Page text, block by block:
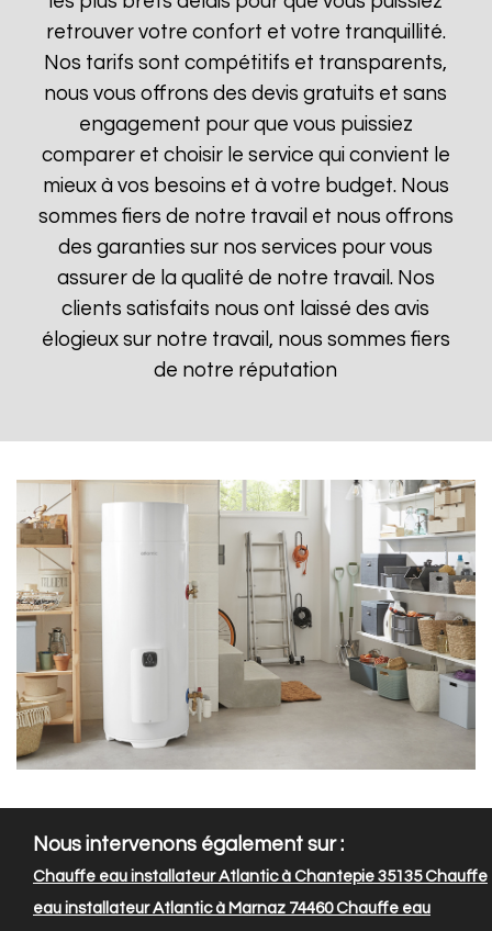
retrouver votre confort et votre tranquillité.
Nos tarifs sont compétitifs et transparents,
nous vous offrons des devis gratuits et sans
engagement pour que vous puissiez
comparer et choisir le service qui convient le
mieux à vos besoins et à votre budget. Nous
sommes fiers de notre travail et nous offrons
des garanties sur nos services pour vous
assurer de la qualité de notre travail. Nos
clients satisfaits nous ont laissé des avis
élogieux sur notre travail, nous sommes fiers
de notre réputation
Nous intervenons également sur :
Chauffe eau installateur Atlantic à Chantepie 35135Chauffe
eau installateur Atlantic à Marnaz 74460Chauffe eau